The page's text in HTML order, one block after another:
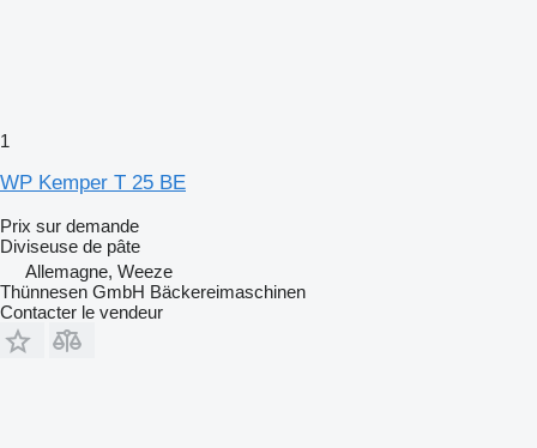
1
WP Kemper T 25 BE
Prix sur demande
Diviseuse de pâte
Allemagne, Weeze
Thünnesen GmbH Bäckereimaschinen
Contacter le vendeur